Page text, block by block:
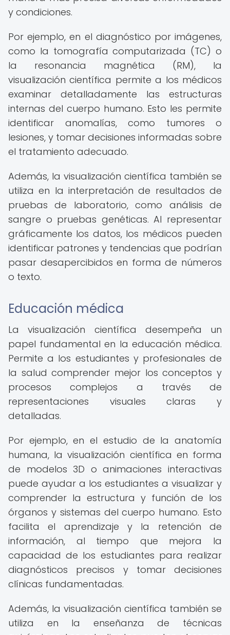
y condiciones.
Por ejemplo, en el diagnóstico por imágenes,
como la tomografía computarizada (TC) o
la resonancia magnética (RM), la
visualización científica permite a los médicos
examinar detalladamente las estructuras
internas del cuerpo humano. Esto les permite
identificar anomalías, como tumores o
lesiones, y tomar decisiones informadas sobre
el tratamiento adecuado.
Además, la visualización científica también se
utiliza en la interpretación de resultados de
pruebas de laboratorio, como análisis de
sangre o pruebas genéticas. Al representar
gráficamente los datos, los médicos pueden
identificar patrones y tendencias que podrían
pasar desapercibidos en forma de números
o texto.
Educación médica
La visualización científica desempeña un
papel fundamental en la educación médica.
Permite a los estudiantes y profesionales de
la salud comprender mejor los conceptos y
procesos complejos a través de
representaciones visuales claras y
detalladas.
Por ejemplo, en el estudio de la anatomía
humana, la visualización científica en forma
de modelos 3D o animaciones interactivas
puede ayudar a los estudiantes a visualizar y
comprender la estructura y función de los
órganos y sistemas del cuerpo humano. Esto
facilita el aprendizaje y la retención de
información, al tiempo que mejora la
capacidad de los estudiantes para realizar
diagnósticos precisos y tomar decisiones
clínicas fundamentadas.
Además, la visualización científica también se
utiliza en la enseñanza de técnicas